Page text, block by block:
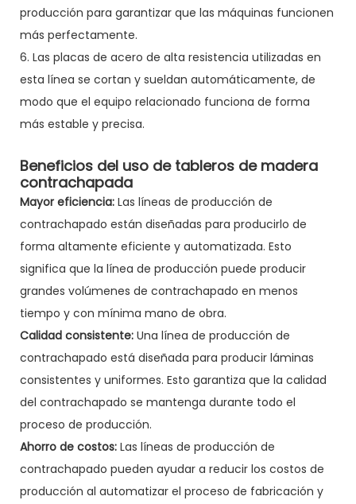
producción para garantizar que las máquinas funcionen
más perfectamente.
6. Las placas de acero de alta resistencia utilizadas en
esta línea se cortan y sueldan automáticamente, de
modo que el equipo relacionado funciona de forma
más estable y precisa.
Beneficios del uso de tableros de madera
contrachapada
Mayor eficiencia: Las líneas de producción de
contrachapado están diseñadas para producirlo de
forma altamente eficiente y automatizada. Esto
significa que la línea de producción puede producir
grandes volúmenes de contrachapado en menos
tiempo y con mínima mano de obra.
Calidad consistente: Una línea de producción de
contrachapado está diseñada para producir láminas
consistentes y uniformes. Esto garantiza que la calidad
del contrachapado se mantenga durante todo el
proceso de producción.
Ahorro de costos: Las líneas de producción de
contrachapado pueden ayudar a reducir los costos de
producción al automatizar el proceso de fabricación y